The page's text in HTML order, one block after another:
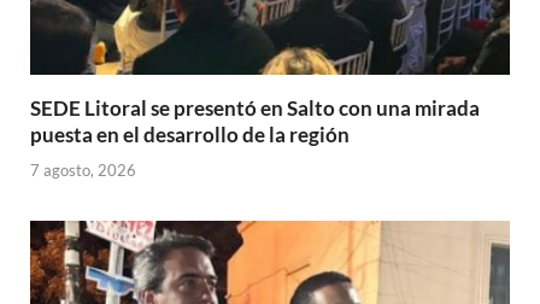
SEDE Litoral se presentó en Salto con una mirada
puesta en el desarrollo de la región
7 agosto, 2026